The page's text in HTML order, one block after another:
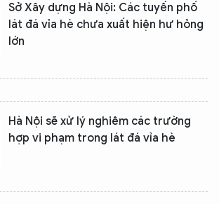
Sở Xây dựng Hà Nội: Các tuyến phố
lát đá vỉa hè chưa xuất hiện hư hỏng
lớn
Hà Nội sẽ xử lý nghiêm các trường
hợp vi phạm trong lát đá vỉa hè